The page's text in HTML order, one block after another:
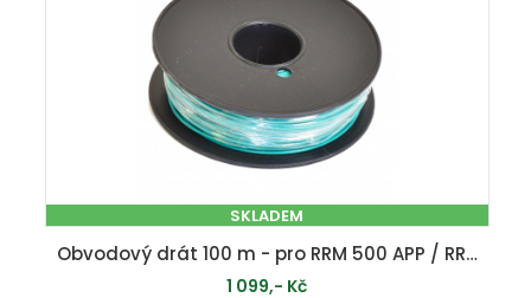
SKLADEM
Obvodový drát 100 m - pro RRM 500 APP / RRM 600 / RRM 650 APP / RRM 800 / RRM 950 APP / RRM 1000
1 099,- Kč